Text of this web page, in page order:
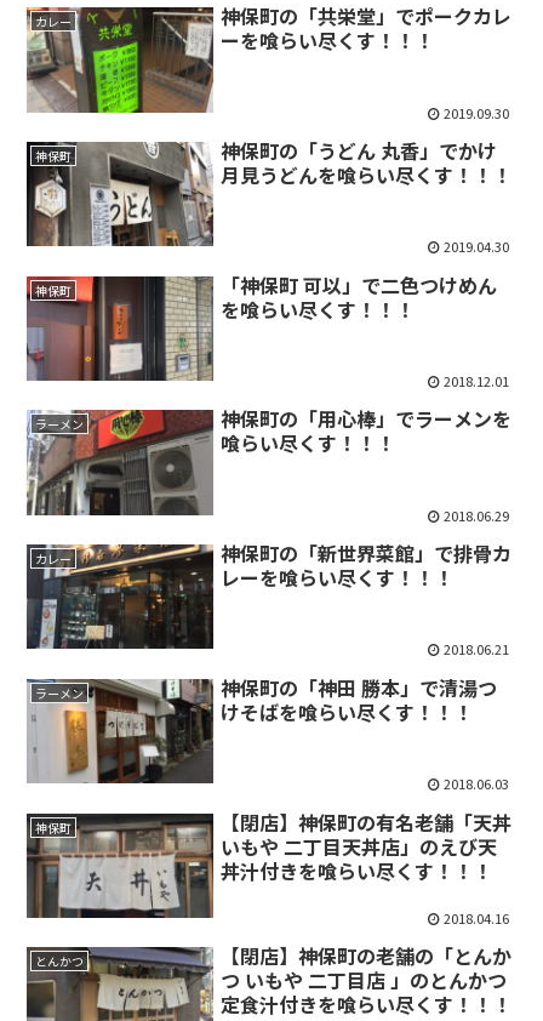
カレー
神保町の「共栄堂」でポークカレ
ーを喰らい尽くす！！！
2019.09.30
神保町
神保町の「うどん 丸香」でかけ
月見うどんを喰らい尽くす！！！
2019.04.30
神保町
「神保町 可以」で二色つけめん
を喰らい尽くす！！！
2018.12.01
ラーメン
神保町の「用心棒」でラーメンを
喰らい尽くす！！！
2018.06.29
カレー
神保町の「新世界菜館」で排骨カ
レーを喰らい尽くす！！！
2018.06.21
ラーメン
神保町の「神田 勝本」で清湯つ
けそばを喰らい尽くす！！！
2018.06.03
神保町
【閉店】神保町の有名老舗「天丼
いもや 二丁目天丼店」のえび天
丼汁付きを喰らい尽くす！！！
2018.04.16
とんかつ
【閉店】神保町の老舗の「とんか
つ いもや 二丁目店 」のとんかつ
定食汁付きを喰らい尽くす！！！